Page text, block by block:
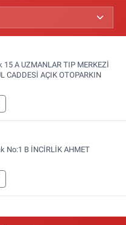
15 A UZMANLAR TIP MERKEZİ
CADDESİ AÇIK OTOPARKIN
No:1 B İNCİRLİK AHMET